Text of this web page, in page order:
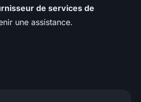
de services de
une assistance.